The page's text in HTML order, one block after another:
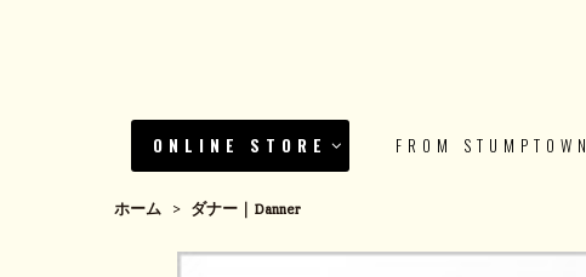
ONLINE STORE FROM STUMPTOWN
ホーム > ダナー｜Danner